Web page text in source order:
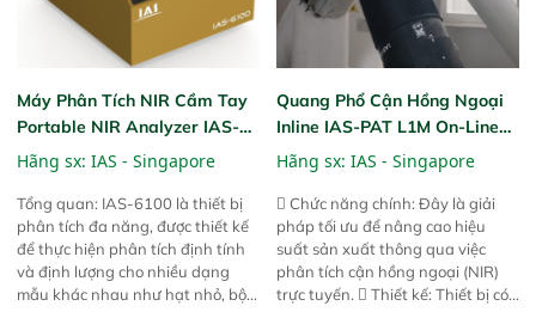
Máy Phân Tích NIR Cầm Tay
Portable NIR Analyzer IAS-
6100
Hãng sx: IAS - Singapore
Tổng quan: IAS-6100 là thiết bị
phân tích đa năng, được thiết kế
để thực hiện phân tích định tính
và định lượng cho nhiều dạng
mẫu khác nhau như hạt nhỏ, bột,
Quang Phổ Cận Hồng Ngoại
Inline IAS-PAT L1M On-Line
NIR
Hãng sx: IAS - Singapore
 Chức năng chính: Đây là giải
pháp tối ưu để nâng cao hiệu
suất sản xuất thông qua việc
phân tích cận hồng ngoại (NIR)
trực tuyến.  Thiết kế: Thiết bị có